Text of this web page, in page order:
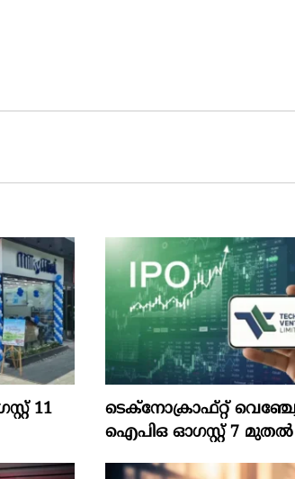
11
ടെക്‌നോക്രാഫ്‌റ്റ്‌
ഐപിഒ ഓഗസ്റ്റ്‌ 7 മുതല്‍